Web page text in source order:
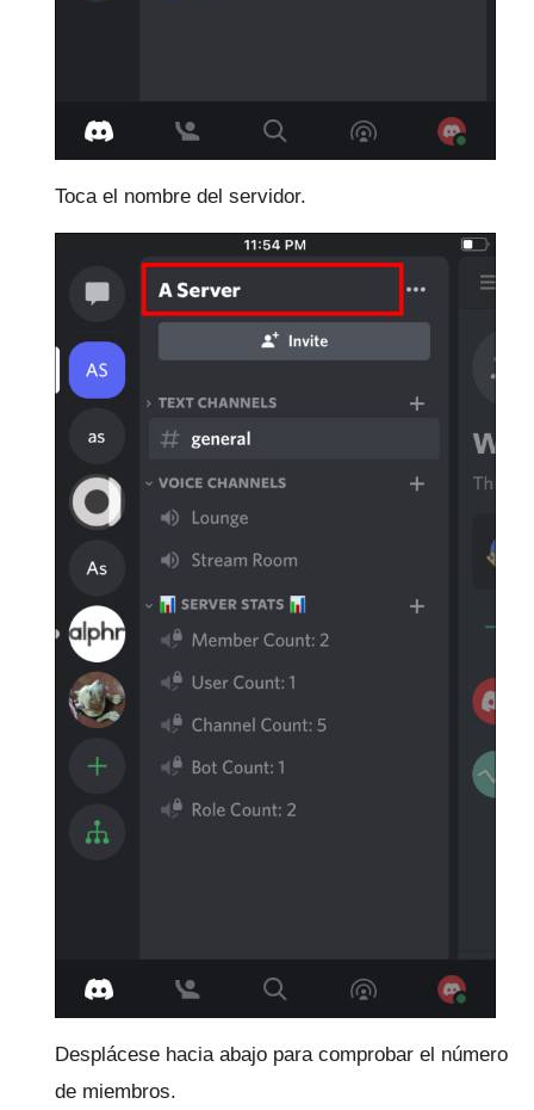
Toca el nombre del servidor.
Desplácese hacia abajo para comprobar el número
de miembros.